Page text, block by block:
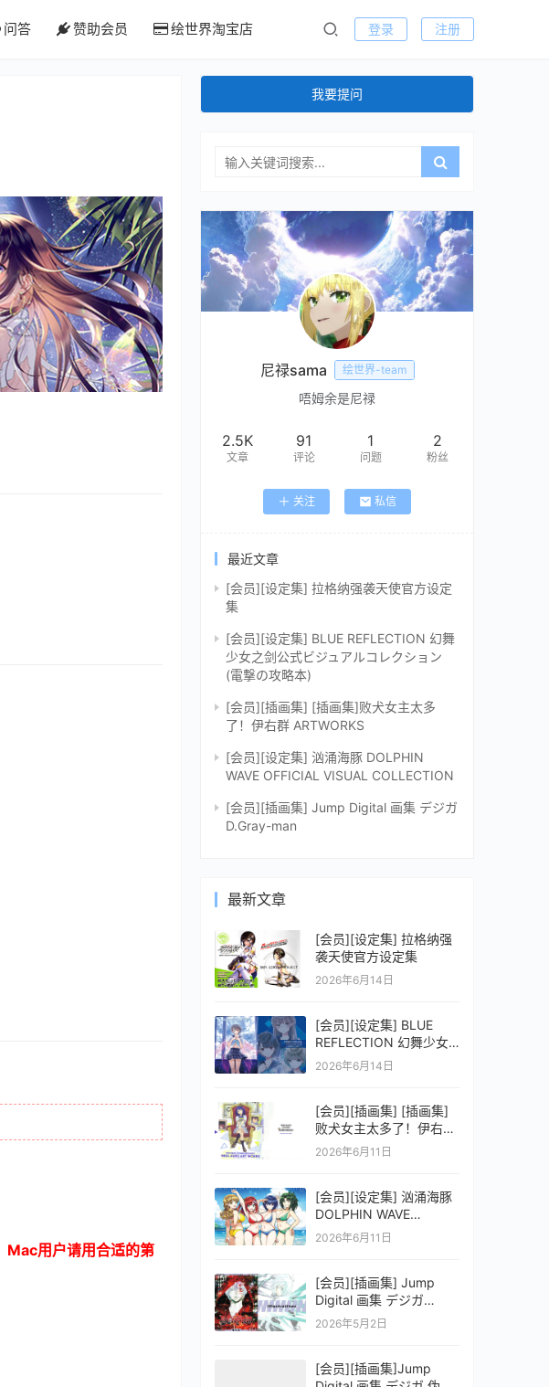
问答 赞助会员 绘世界淘宝店 登录 注册
Mac用户请用合适的第
我要提问
尼禄sama 绘世界-team
唔姆余是尼禄
2.5K
文章
91
评论
1
问题
2
粉丝
关注 私信
最近文章
[会员][设定集] 拉格纳强袭天使官方设定
集
[会员][设定集] BLUE REFLECTION 幻舞
少女之剑公式ビジュアルコレクション
(電撃の攻略本)
[会员][插画集] [插画集]败犬女主太多
了！伊右群 ARTWORKS
[会员][设定集] 汹涌海豚 DOLPHIN
WAVE OFFICIAL VISUAL COLLECTION
[会员][插画集] Jump Digital 画集 デジガ
D.Gray-man
最新文章
[会员][设定集] 拉格纳强
袭天使官方设定集
2026年6月14日
[会员][设定集] BLUE
REFLECTION 幻舞少女
之剑公式ビジュアルコレ
2026年6月14日
[会员][插画集] [插画集]
败犬女主太多了！伊右群
ARTWORKS
2026年6月11日
[会员][设定集] 汹涌海豚
DOLPHIN WAVE
OFFICIAL VISUAL
2026年6月11日
[会员][插画集] Jump
Digital 画集 デジガ
D.Gray-man
2026年5月2日
[会员][插画集]Jump